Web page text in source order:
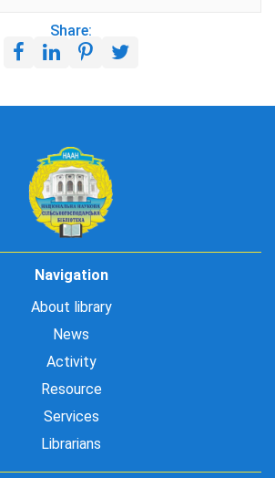
Share:
Navigation
About library
News
Activity
Resource
Services
Librarians